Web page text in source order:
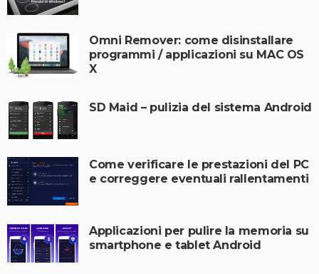
Omni Remover: come disinstallare
programmi / applicazioni su MAC OS
X
SD Maid – pulizia del sistema Android
Come verificare le prestazioni del PC
e correggere eventuali rallentamenti
Applicazioni per pulire la memoria su
smartphone e tablet Android